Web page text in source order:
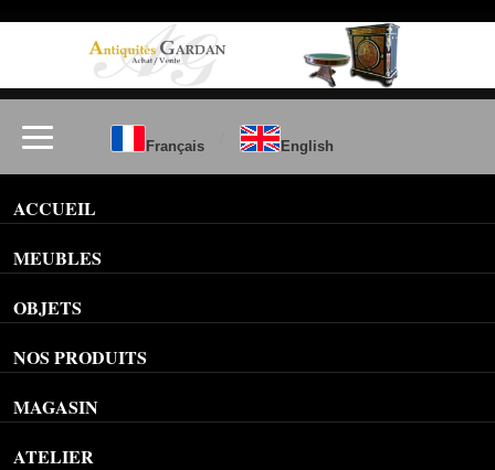
Français English
ACCUEIL
MEUBLES
OBJETS
NOS PRODUITS
MAGASIN
ATELIER